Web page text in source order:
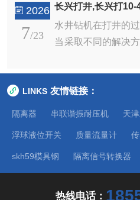
平台。选择的重型
置，以钻头、钻杆
水...
规律吗今日就给我
高处之中找低处依
滨湖的溺谷中，因
入，可行...钻头主
2026
7/23
长兴打井,长兴打10-
水井钻机在打井的
当采取不同的解决
水:①钻探深度为20
时1-100吨，深井水
较少电费就不用再
有必要矿物质。（3
艺和施工方法及布
径（ф700mm），
下有较强渗透系数
LINKS 友情链接：
隔离器 串联谐振耐压机 天
浮球液位开关 质量流量计
skh59模具钢 隔离信号转换器
热线电话：